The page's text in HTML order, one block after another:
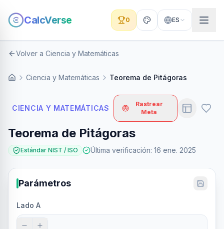
CalcVerse 0 ES
Volver a Ciencia y Matemáticas
Ciencia y Matemáticas Teorema de Pitágoras
CIENCIA Y MATEMÁTICAS
Rastrear
Meta
Teorema de Pitágoras
Estándar NIST / ISO Última verificación: 16 ene. 2025
Parámetros
Lado A